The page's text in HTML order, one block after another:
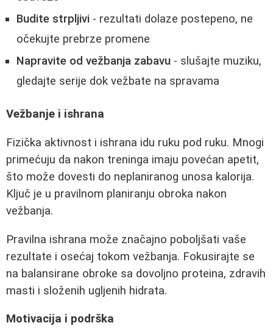
Budite strpljivi - rezultati dolaze postepeno, ne
očekujte prebrze promene
Napravite od vežbanja zabavu - slušajte muziku,
gledajte serije dok vežbate na spravama
Vežbanje i ishrana
Fizička aktivnost i ishrana idu ruku pod ruku. Mnogi
primećuju da nakon treninga imaju povećan apetit,
što može dovesti do neplaniranog unosa kalorija.
Ključ je u pravilnom planiranju obroka nakon
vežbanja.
Pravilna ishrana može značajno poboljšati vaše
rezultate i osećaj tokom vežbanja. Fokusirajte se
na balansirane obroke sa dovoljno proteina, zdravih
masti i složenih ugljenih hidrata.
Motivacija i podrška